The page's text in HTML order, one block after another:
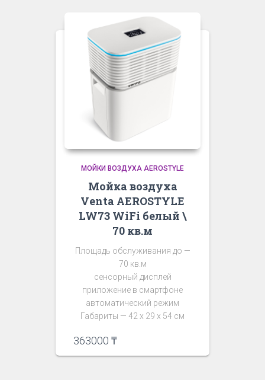
МОЙКИ ВОЗДУХА AEROSTYLE
Мойка воздуха
Venta AEROSTYLE
LW73 WiFi белый \
70 кв.м
Площадь обслуживания до —
70 кв.м
сенсорный дисплей
приложение в смартфоне
автоматический режим
Габариты — 42 х 29 х 54 см
363000 ₸